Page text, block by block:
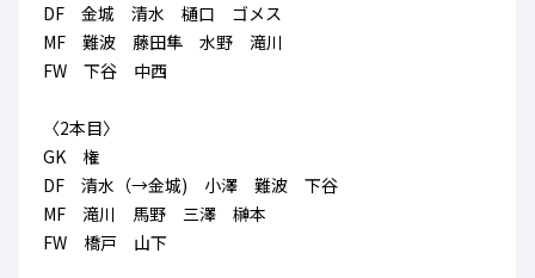
DF 金城 清水 樋口 ゴメス
MF 難波 藤田隼 水野 滝川
FW 下谷 中西
〈2本目〉
GK 権
DF 清水（→金城) 小澤 難波 下谷
MF 滝川 馬野 三澤 榊本
FW 橋戸 山下